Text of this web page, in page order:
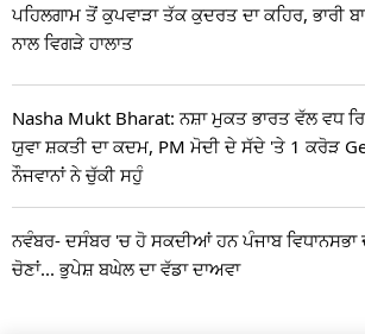
ਪਹਿਲਗਾਮ ਤੋਂ ਕੁਪਵਾੜਾ ਤੱਕ ਕੁਦਰਤ ਦਾ ਕਹਿਰ, ਭਾਰੀ
ਨਾਲ ਵਿਗੜੇ ਹਾਲਾਤ
Nasha Mukt Bharat: ਨਸ਼ਾ ਮੁਕਤ ਭਾਰਤ ਵੱਲ ਵਧ
ਯੁਵਾ ਸ਼ਕਤੀ ਦਾ ਕਦਮ, PM ਮੋਦੀ ਦੇ ਸੱਦੇ 'ਤੇ 1 ਕਰੋੜ
ਨੌਜਵਾਨਾਂ ਨੇ ਚੁੱਕੀ ਸਹੁੰ
ਨਵੰਬਰ- ਦਸੰਬਰ 'ਚ ਹੋ ਸਕਦੀਆਂ ਹਨ ਪੰਜਾਬ
ਚੋਣਾਂ... ਭੁਪੇਸ਼ ਬਘੇਲ ਦਾ ਵੱਡਾ ਦਾਅਵਾ